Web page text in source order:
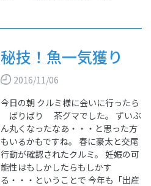
秘技！魚一気獲り
2016/11/06
今日の朝 クルミ様に会いに行ったら
ばりばり 茶グマでした。 ずいぶ
ん丸くなったなあ・・・と思った方
もいるかもですね。 春に豪太と交尾
行動が確認されたクルミ。 妊娠の可
能性はもしかしたらもしかす
る・・・ということで 今年も「出産